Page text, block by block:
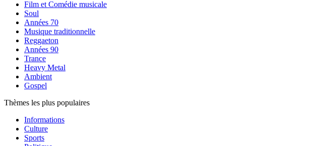
Film et Comédie musicale
Soul
Années 70
Musique traditionnelle
Reggaeton
Années 90
Trance
Heavy Metal
Ambient
Gospel
Thèmes les plus populaires
Informations
Culture
Sports